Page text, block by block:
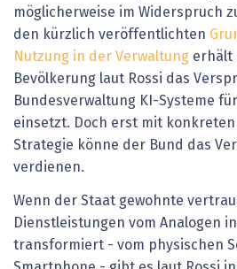
möglicherweise im Widerspruch
den kürzlich veröffentlichten
Nutzung in der Verwaltung erhält
Bevölkerung laut Rossi das
Bundesverwaltung KI-Systeme
einsetzt. Doch erst mit
Strategie könne der Bund das
verdienen.
Wenn der Staat gewohnte
Dienstleistungen vom Analogen
transformiert - vom physischen